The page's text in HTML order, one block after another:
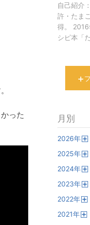
った
自己紹介：
許・たま
得。 2016
シピ本「
月別
2026年
2025年
2024年
2023年
2022年
2021年